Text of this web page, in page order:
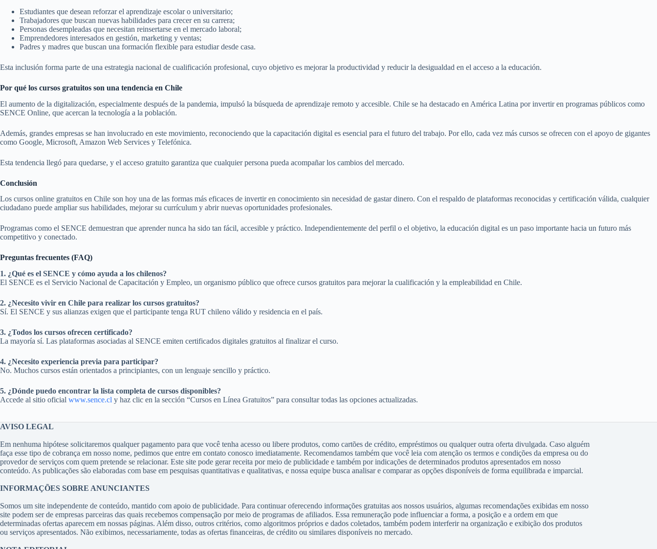
Estudiantes que desean reforzar el aprendizaje escolar o universitario;
Trabajadores que buscan nuevas habilidades para crecer en su carrera;
Personas desempleadas que necesitan reinsertarse en el mercado laboral;
Emprendedores interesados en gestión, marketing y ventas;
Padres y madres que buscan una formación flexible para estudiar desde casa.
Esta inclusión forma parte de una estrategia nacional de cualificación profesional, cuyo objetivo es mejorar la productividad y reducir la desigualdad en el acceso a la educación.
Por qué los cursos gratuitos son una tendencia en Chile
El aumento de la digitalización, especialmente después de la pandemia, impulsó la búsqueda de aprendizaje remoto y accesible. Chile se ha destacado en América Latina por invertir en programas públicos como
SENCE Online, que acercan la tecnología a la población.
Además, grandes empresas se han involucrado en este movimiento, reconociendo que la capacitación digital es esencial para el futuro del trabajo. Por ello, cada vez más cursos se ofrecen con el apoyo de gigantes
como Google, Microsoft, Amazon Web Services y Telefónica.
Esta tendencia llegó para quedarse, y el acceso gratuito garantiza que cualquier persona pueda acompañar los cambios del mercado.
Conclusión
Los cursos online gratuitos en Chile son hoy una de las formas más eficaces de invertir en conocimiento sin necesidad de gastar dinero. Con el respaldo de plataformas reconocidas y certificación válida, cualquier
ciudadano puede ampliar sus habilidades, mejorar su currículum y abrir nuevas oportunidades profesionales.
Programas como el SENCE demuestran que aprender nunca ha sido tan fácil, accesible y práctico. Independientemente del perfil o el objetivo, la educación digital es un paso importante hacia un futuro más
competitivo y conectado.
Preguntas frecuentes (FAQ)
1. ¿Qué es el SENCE y cómo ayuda a los chilenos?
El SENCE es el Servicio Nacional de Capacitación y Empleo, un organismo público que ofrece cursos gratuitos para mejorar la cualificación y la empleabilidad en Chile.
2. ¿Necesito vivir en Chile para realizar los cursos gratuitos?
Sí. El SENCE y sus alianzas exigen que el participante tenga RUT chileno válido y residencia en el país.
3. ¿Todos los cursos ofrecen certificado?
La mayoría sí. Las plataformas asociadas al SENCE emiten certificados digitales gratuitos al finalizar el curso.
4. ¿Necesito experiencia previa para participar?
No. Muchos cursos están orientados a principiantes, con un lenguaje sencillo y práctico.
5. ¿Dónde puedo encontrar la lista completa de cursos disponibles?
Accede al sitio oficial www.sence.cl y haz clic en la sección “Cursos en Línea Gratuitos” para consultar todas las opciones actualizadas.
AVISO LEGAL
Em nenhuma hipótese solicitaremos qualquer pagamento para que você tenha acesso ou libere produtos, como cartões de crédito, empréstimos ou qualquer outra oferta divulgada. Caso alguém
faça esse tipo de cobrança em nosso nome, pedimos que entre em contato conosco imediatamente. Recomendamos também que você leia com atenção os termos e condições da empresa ou do
provedor de serviços com quem pretende se relacionar. Este site pode gerar receita por meio de publicidade e também por indicações de determinados produtos apresentados em nosso
conteúdo. As publicações são elaboradas com base em pesquisas quantitativas e qualitativas, e nossa equipe busca analisar e comparar as opções disponíveis de forma equilibrada e imparcial.
INFORMAÇÕES SOBRE ANUNCIANTES
Somos um site independente de conteúdo, mantido com apoio de publicidade. Para continuar oferecendo informações gratuitas aos nossos usuários, algumas recomendações exibidas em nosso
site podem ser de empresas parceiras das quais recebemos compensação por meio de programas de afiliados. Essa remuneração pode influenciar a forma, a posição e a ordem em que
determinadas ofertas aparecem em nossas páginas. Além disso, outros critérios, como algoritmos próprios e dados coletados, também podem interferir na organização e exibição dos produtos
ou serviços apresentados. Não exibimos, necessariamente, todas as ofertas financeiras, de crédito ou similares disponíveis no mercado.